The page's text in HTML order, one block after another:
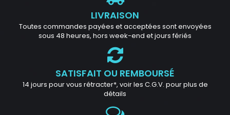
LIVRAISON
Toutes commandes payées et acceptées sont envoyées
sous 48 heures, hors week-end et jours fériés
SATISFAIT OU REMBOURSÉ
14 jours pour vous rétracter*, voir les C.G.V. pour plus de
détails